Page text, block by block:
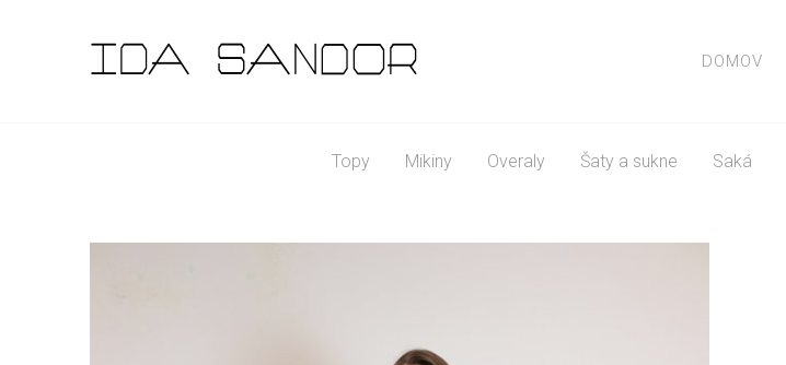
DOMOV
Topy Mikiny Overaly Šaty a sukne Saká